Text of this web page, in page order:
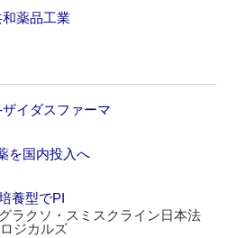
薬品工業
イダスファーマ
を国内投入へ
養型でPI
ラクソ・スミスクライン日本法
ジカルズ